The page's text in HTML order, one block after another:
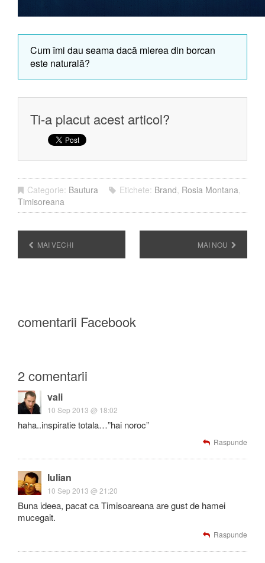
Cum îmi dau seama dacă mierea din borcan
este naturală?
Ti-a placut acest articol?
Categorie: Bautura Etichete: Brand, Rosia Montana,
Timisoreana
MAI VECHI MAI NOU
comentarii Facebook
2 comentarii
vali
10 Sep 2013 @ 18:02
haha..inspiratie totala…”hai noroc”
Raspunde
Iulian
10 Sep 2013 @ 21:20
Buna ideea, pacat ca Timisoareana are gust de hamei
mucegait.
Raspunde